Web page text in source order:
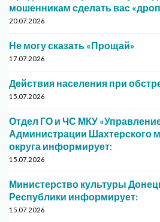
мошенникам сделать вас
20.07.2026
Не могу сказать «Прощай»
17.07.2026
Действия населения при
15.07.2026
Отдел ГО и ЧС МКУ
Администрации Шахтерского
округа информирует:
15.07.2026
Министерство культуры
Республики информирует:
15.07.2026